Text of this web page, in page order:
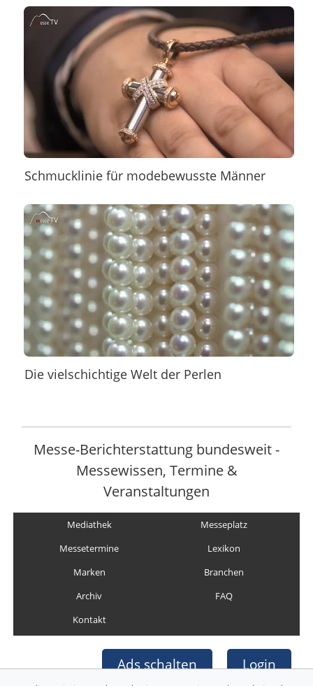
Schmucklinie für modebewusste Männer
Die vielschichtige Welt der Perlen
Messe-Berichterstattung bundesweit -
Messewissen, Termine &
Veranstaltungen
Mediathek
Messeplatz
Messetermine
Lexikon
Marken
Branchen
Archiv
FAQ
Kontakt
Ads schalten Login